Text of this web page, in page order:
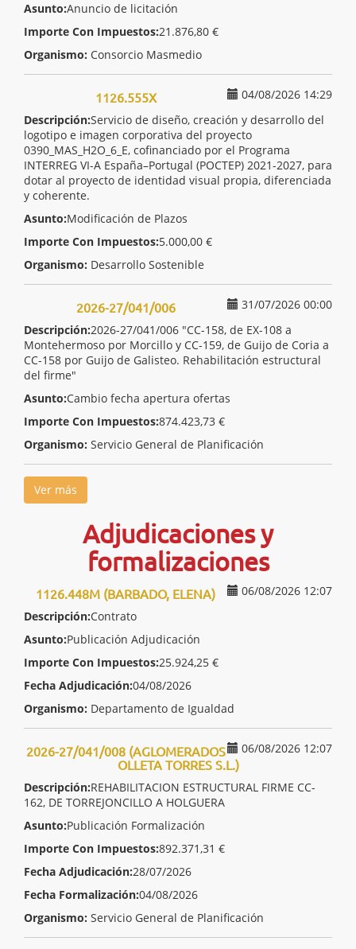
Asunto:Anuncio de licitación
Importe Con Impuestos:21.876,80 €
Organismo: Consorcio Masmedio
04/08/2026 14:29
1126.555X
Descripción:Servicio de diseño, creación y desarrollo del
logotipo e imagen corporativa del proyecto
0390_MAS_H2O_6_E, cofinanciado por el Programa
INTERREG VI-A España–Portugal (POCTEP) 2021-2027, para
dotar al proyecto de identidad visual propia, diferenciada
y coherente.
Asunto:Modificación de Plazos
Importe Con Impuestos:5.000,00 €
Organismo: Desarrollo Sostenible
31/07/2026 00:00
2026-27/041/006
Descripción:2026-27/041/006 "CC-158, de EX-108 a
Montehermoso por Morcillo y CC-159, de Guijo de Coria a
CC-158 por Guijo de Galisteo. Rehabilitación estructural
del firme"
Asunto:Cambio fecha apertura ofertas
Importe Con Impuestos:874.423,73 €
Organismo: Servicio General de Planificación
Ver más
Adjudicaciones y
formalizaciones
06/08/2026 12:07
1126.448M (BARBADO, ELENA)
Descripción:Contrato
Asunto:Publicación Adjudicación
Importe Con Impuestos:25.924,25 €
Fecha Adjudicación:04/08/2026
Organismo: Departamento de Igualdad
06/08/2026 12:07
2026-27/041/008 (AGLOMERADOS
OLLETA TORRES S.L.)
Descripción:REHABILITACION ESTRUCTURAL FIRME CC-
162, DE TORREJONCILLO A HOLGUERA
Asunto:Publicación Formalización
Importe Con Impuestos:892.371,31 €
Fecha Adjudicación:28/07/2026
Fecha Formalización:04/08/2026
Organismo: Servicio General de Planificación